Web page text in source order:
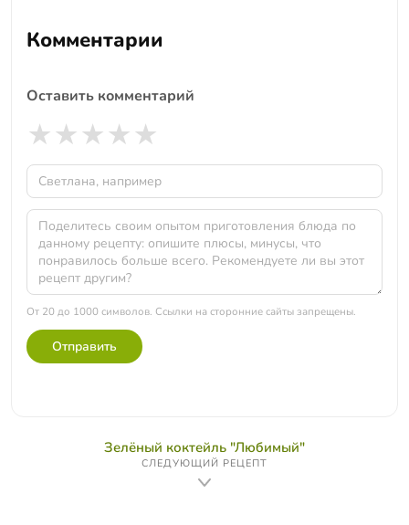
Комментарии
Оставить комментарий
★★★★★
От 20 до 1000 символов. Ссылки на сторонние сайты запрещены.
Отправить
Зелёный коктейль "Любимый"
СЛЕДУЮЩИЙ РЕЦЕПТ